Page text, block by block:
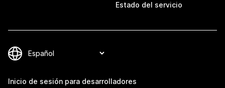
Estado del servicio
Inicio de sesión para desarrolladores